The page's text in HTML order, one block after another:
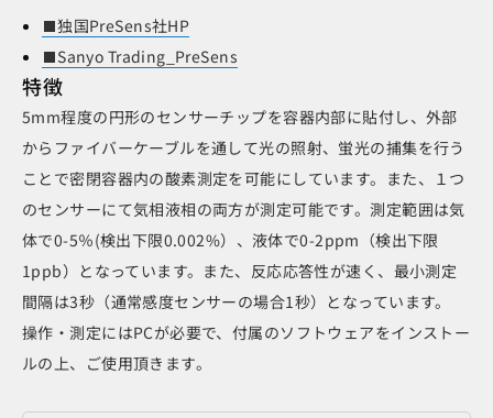
独国PreSens社HP
Sanyo Trading_PreSens
特徴
5mm程度の円形のセンサーチップを容器内部に貼付し、外部
からファイバーケーブルを通して光の照射、蛍光の捕集を行う
ことで密閉容器内の酸素測定を可能にしています。また、１つ
のセンサーにて気相液相の両方が測定可能です。測定範囲は気
体で0-5％(検出下限0.002%）、液体で0-2ppm（検出下限
1ppb）となっています。また、反応応答性が速く、最小測定
間隔は3秒（通常感度センサーの場合1秒）となっています。
操作・測定にはPCが必要で、付属のソフトウェアをインストー
ルの上、ご使用頂きます。